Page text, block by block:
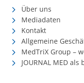
Über uns
Mediadaten
Kontakt
Allgemeine
MedTriX Group –
JOURNAL MED